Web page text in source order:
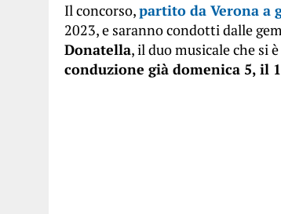
Il concorso,partito da Verona a
2023, e saranno condotti dalle
Donatella, il duo musicale che si
conduzione già domenica 5, il